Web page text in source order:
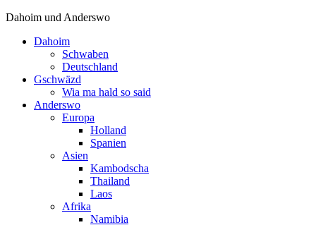
Dahoim und Anderswo
Dahoim
Schwaben
Deutschland
Gschwäzd
Wia ma hald so said
Anderswo
Europa
Holland
Spanien
Asien
Kambodscha
Thailand
Laos
Afrika
Namibia